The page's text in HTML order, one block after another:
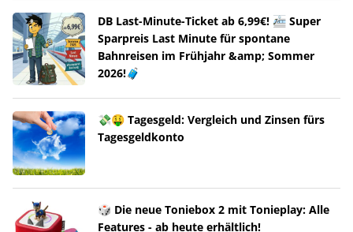
DB Last-Minute-Ticket ab 6,99€! 🚈 Super
Sparpreis Last Minute für spontane
Bahnreisen im Frühjahr &amp; Sommer
2026!🧳
💸🤑 Tagesgeld: Vergleich und Zinsen fürs
Tagesgeldkonto
🎲 Die neue Toniebox 2 mit Tonieplay: Alle
Features - ab heute erhältlich!